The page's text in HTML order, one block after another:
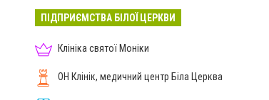
Всі матеріали тут
ПІДПРИЄМСТВА БІЛОЇ ЦЕРКВИ
Клініка святої Моніки
ОН Клінік, медичний центр Біла Церква